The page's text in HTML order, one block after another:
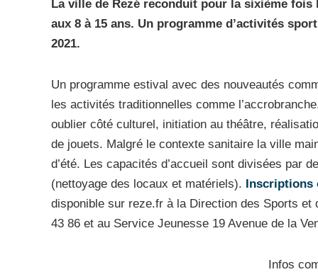
La ville de Rezé reconduit pour la sixième
aux 8 à 15 ans. Un programme d’activités
2021.
Un programme estival avec des nouveautés
les activités traditionnelles comme
oublier côté culturel, initiation au théâtre,
de jouets. Malgré le contexte sanitaire la ville
d’été. Les capacités d’accueil sont divisées par
(nettoyage des locaux et matériels). Inscriptions
disponible sur reze.fr à la Direction des Sports
43 86 et au Service Jeunesse 19 Avenue de la
Infos